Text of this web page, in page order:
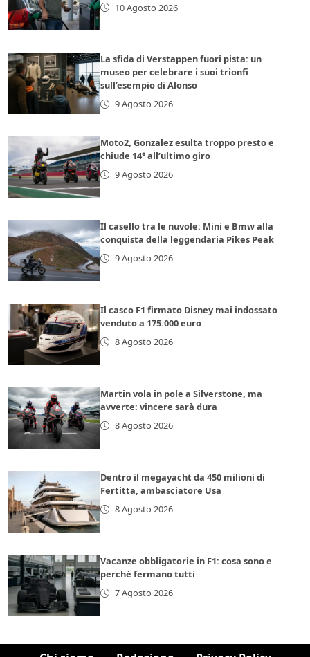
10 Agosto 2026
La sfida di Verstappen fuori pista: un
museo per celebrare i suoi trionfi
sull’esempio di Alonso
9 Agosto 2026
Moto2, Gonzalez esulta troppo presto e
chiude 14° all’ultimo giro
9 Agosto 2026
Il casello tra le nuvole: Mini e Bmw alla
conquista della leggendaria Pikes Peak
9 Agosto 2026
Il casco F1 firmato Disney mai indossato
venduto a 175.000 euro
8 Agosto 2026
Martin vola in pole a Silverstone, ma
avverte: vincere sarà dura
8 Agosto 2026
Dentro il megayacht da 450 milioni di
Fertitta, ambasciatore Usa
8 Agosto 2026
Vacanze obbligatorie in F1: cosa sono e
perché fermano tutti
7 Agosto 2026